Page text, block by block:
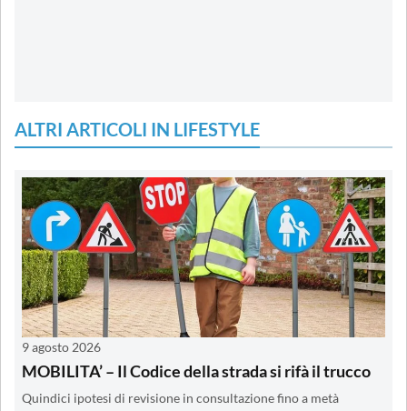
ALTRI ARTICOLI IN LIFESTYLE
9 agosto 2026
MOBILITA’ – Il Codice della strada si rifà il trucco
Quindici ipotesi di revisione in consultazione fino a metà